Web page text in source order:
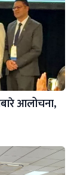
आलोचना,